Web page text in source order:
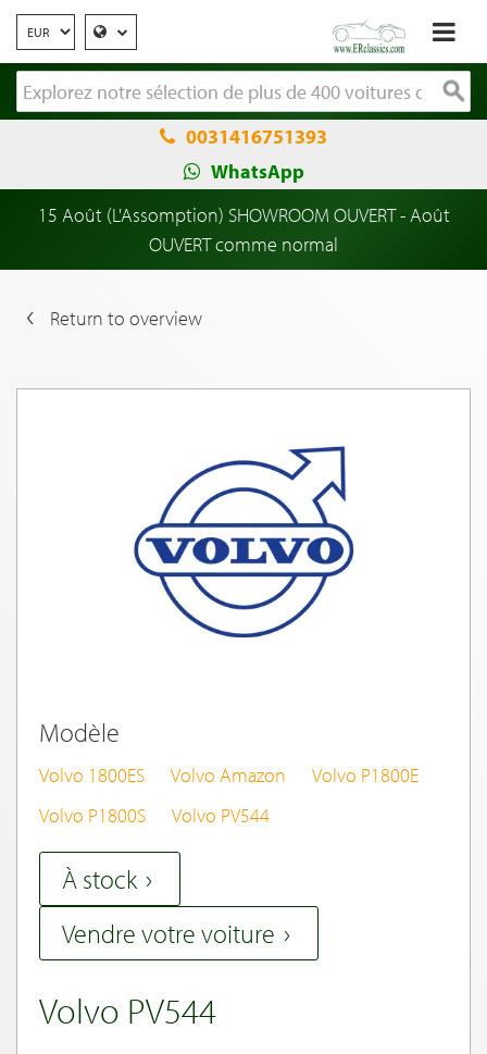
0031416751393
WhatsApp
15 Août (L'Assomption) SHOWROOM OUVERT - Août
OUVERT comme normal
Return to overview
Modèle
Volvo 1800ES Volvo Amazon
Volvo P1800E
Volvo P1800S
Volvo PV544
À stock
Vendre votre voiture
Volvo PV544